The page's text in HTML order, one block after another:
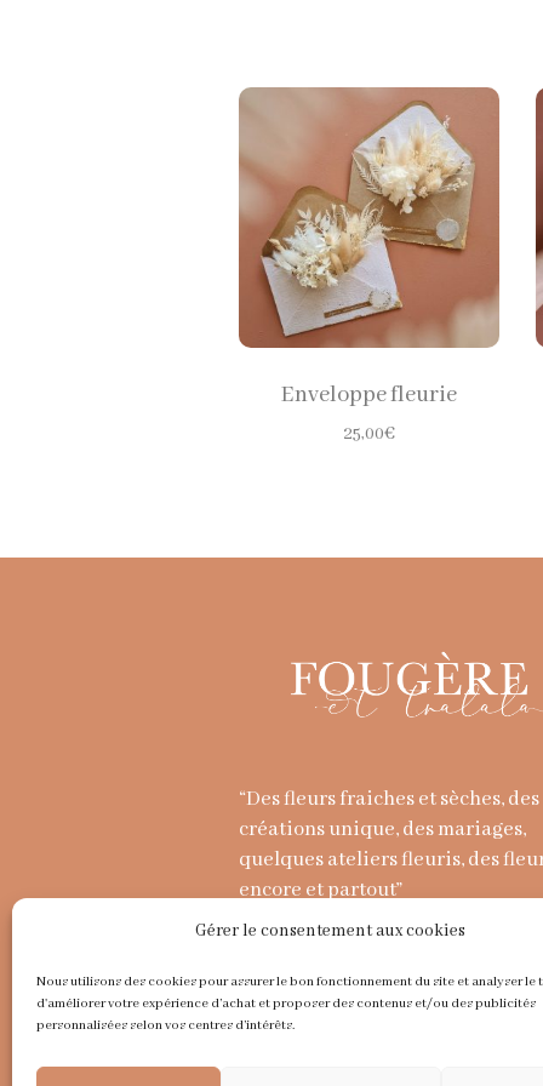
Gérer le consentement aux cookies
Nous utilisons des cookies pour assurer le bon fonctionnement du site et analyser le
d'améliorer votre expérience d’achat et proposer des contenus et/ou des publicités
personnalisées selon vos centres d’intérêts.
CHOISIR LES
OPTIONS
Enveloppe fleurie
25,00€
“Des fleurs fraiches et sèches, des
créations unique, des mariages,
quelques ateliers fleuris, des
encore et partout”